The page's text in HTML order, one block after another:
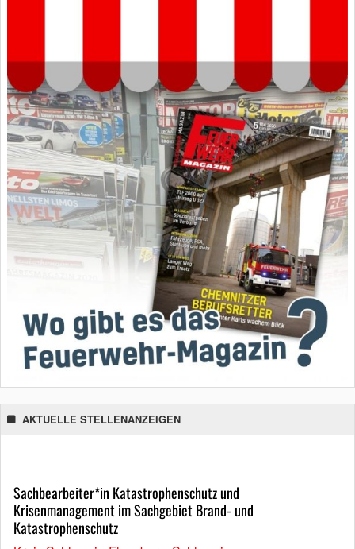
AKTUELLE STELLENANZEIGEN
Sachbearbeiter*in Katastrophenschutz und
Krisenmanagement im Sachgebiet Brand- und
Katastrophenschutz